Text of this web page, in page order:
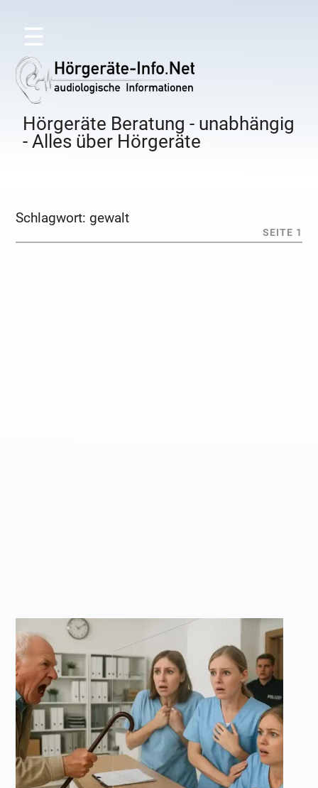
☰
Hörgeräte Beratung - unabhängig
- Alles über Hörgeräte
Schlagwort: gewalt
SEITE 1